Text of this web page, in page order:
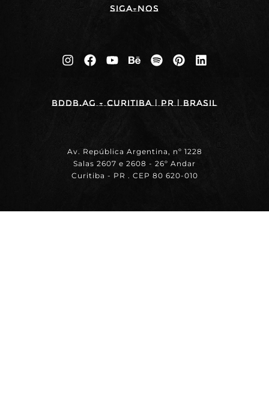
Siga-nos
BDDB.ag - Curitiba | PR | BRASIL
Av. República Argentina, nº 1228
Salas 2607 e 2608 - 26º Andar
Curitiba - PR . CEP 80 620-010